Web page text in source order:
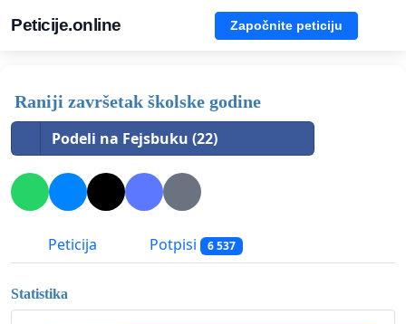
Peticije.online Započnite peticiju
Raniji završetak školske godine
Podeli na Fejsbuku (22)
Peticija Potpisi 6 537
Statistika